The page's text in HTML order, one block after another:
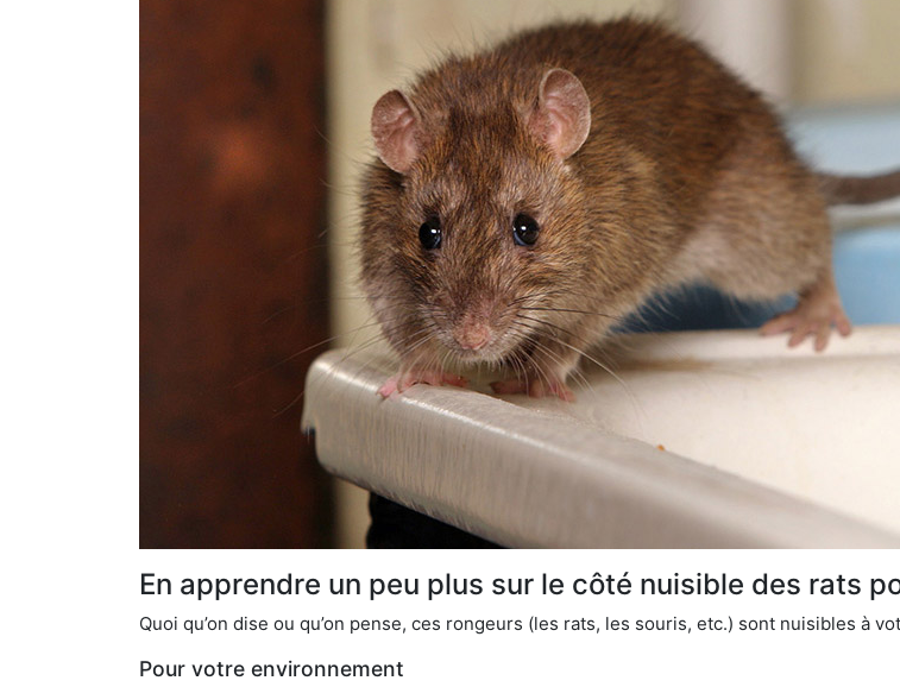
En apprendre un peu plus sur le côté nuisible des rats
Quoi qu’on dise ou qu’on pense, ces rongeurs (les rats, les souris, etc.) sont nuisibles à
Pour votre environnement